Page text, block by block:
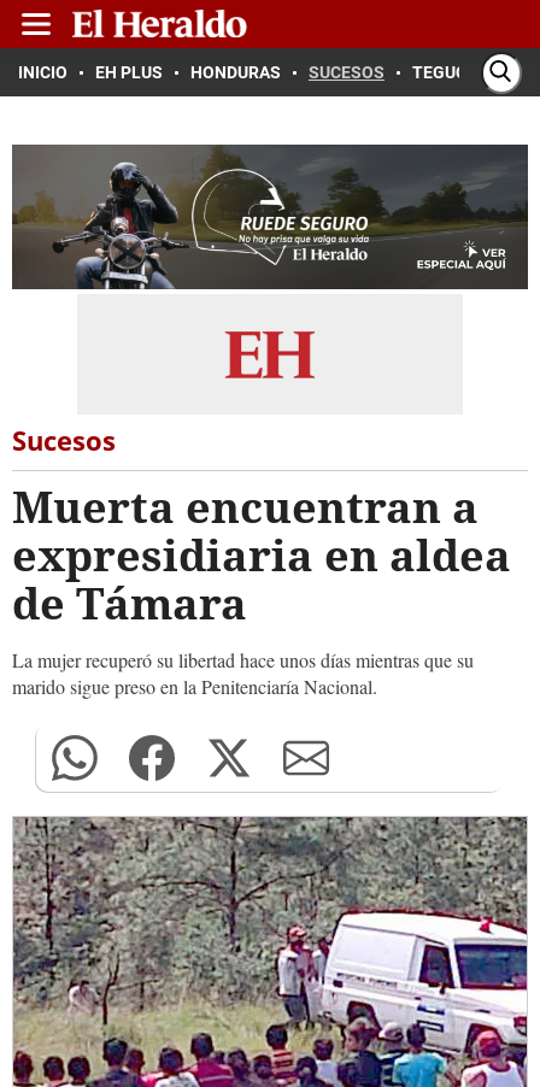
INICIO EH PLUS HONDURAS SUCESOS TEGUCIGALPA
Sucesos
Muerta encuentran a
expresidiaria en aldea
de Támara
La mujer recuperó su libertad hace unos días mientras que su
marido sigue preso en la Penitenciaría Nacional.